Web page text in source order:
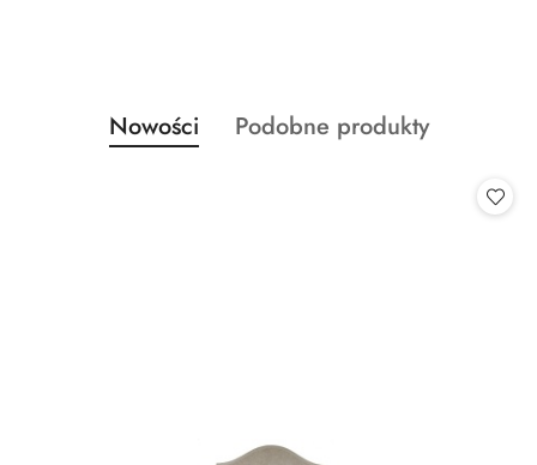
Pomiń karuzelę produktów
Produkty
o
Nowości
Produkty
Podobne produkty